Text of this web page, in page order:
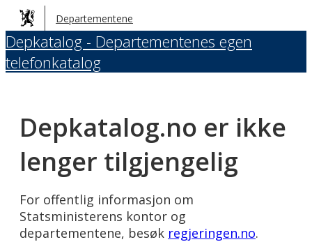
Hopp
til
hovedinnhold
Departementene
Depkatalog - Departementenes egen
telefonkatalog
Depkatalog.no er ikke
lenger tilgjengelig
For offentlig informasjon om
Statsministerens kontor og
departementene, besøk regjeringen.no.